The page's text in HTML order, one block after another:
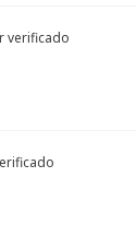
verificado